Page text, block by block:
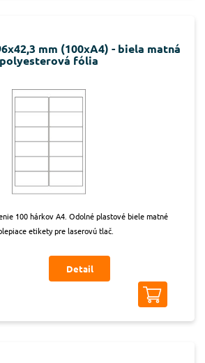
mm (100xA4) - biela matná
polyesterová fólia
100 hárkov A4. Odolné plastové biele matné
etikety pre laserovú tlač.
Detail